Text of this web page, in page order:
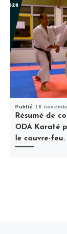
Publié18
Résumé de
ODA Karaté
le couvre-feu.